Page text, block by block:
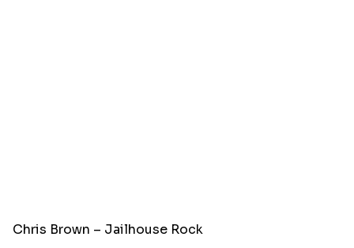
Chris Brown – Jailhouse Rock